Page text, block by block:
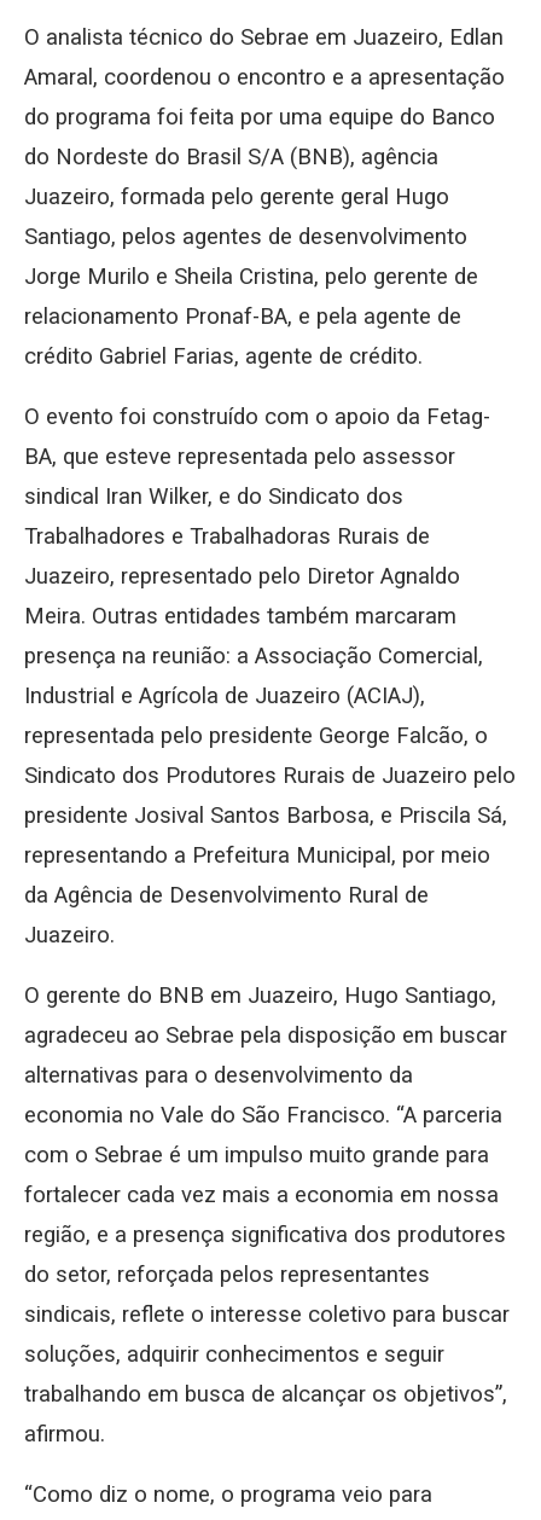
O analista técnico do Sebrae em Juazeiro, Edlan
Amaral, coordenou o encontro e a apresentação
do programa foi feita por uma equipe do Banco
do Nordeste do Brasil S/A (BNB), agência
Juazeiro, formada pelo gerente geral Hugo
Santiago, pelos agentes de desenvolvimento
Jorge Murilo e Sheila Cristina, pelo gerente de
relacionamento Pronaf-BA, e pela agente de
crédito Gabriel Farias, agente de crédito.
O evento foi construído com o apoio da Fetag-
BA, que esteve representada pelo assessor
sindical Iran Wilker, e do Sindicato dos
Trabalhadores e Trabalhadoras Rurais de
Juazeiro, representado pelo Diretor Agnaldo
Meira. Outras entidades também marcaram
presença na reunião: a Associação Comercial,
Industrial e Agrícola de Juazeiro (ACIAJ),
representada pelo presidente George Falcão, o
Sindicato dos Produtores Rurais de Juazeiro pelo
presidente Josival Santos Barbosa, e Priscila Sá,
representando a Prefeitura Municipal, por meio
da Agência de Desenvolvimento Rural de
Juazeiro.
O gerente do BNB em Juazeiro, Hugo Santiago,
agradeceu ao Sebrae pela disposição em buscar
alternativas para o desenvolvimento da
economia no Vale do São Francisco. “A parceria
com o Sebrae é um impulso muito grande para
fortalecer cada vez mais a economia em nossa
região, e a presença significativa dos produtores
do setor, reforçada pelos representantes
sindicais, reflete o interesse coletivo para buscar
soluções, adquirir conhecimentos e seguir
trabalhando em busca de alcançar os objetivos”,
afirmou.
“Como diz o nome, o programa veio para